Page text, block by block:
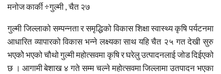
मनोज कार्की ÷गुल्मी , चैत २७
गुल्मी जिल्लाको सम्पन्नता र समृद्धिको विकास शिक्षा स्वास्थ्य कृषि पर्यटनमा
आधारित व्यापारको विकास भन्ने लक्ष्यका साथ यहि चैत २५ गत देखी सुरु
भएकोे भएको चौथो गुल्मी महोत्सवमा कृषि र घरेलु उत्पादनलाई जोड दिईएको
छ । आगामी बेशाख ४ गते सम्म चल्ने महोत्सवमा जिल्लामा उतपादन भएका